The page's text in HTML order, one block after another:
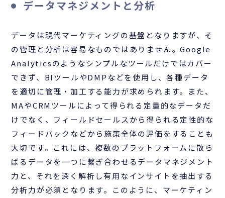
データマネジメントと分析
データは現代マーケティングの基盤となりますが、そ
の管理と分析は容易なものではありません。Google
Analyticsのようなシンプルなツールだけではカバー
できず、BIツールやDMPなどを使用し、各種データ
を適切に管理・加工する能力が求められます。また、
MAやCRMツールによって得られる定量的なデータだ
けでなく、フィールドセールスから得られる定性的な
フィードバックなどから施策全体の評価をすることも
大切です。これには、複数のプラットフォームに散ら
ばるデータを一つに繋ぎ合わせるデータマネジメント
力と、それを深く解析し有用なインサイトを抽出する
分析力が必須となります。このように、マーケティン